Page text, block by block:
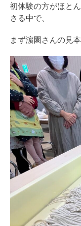
初体験の方がほと
さる中で、
まず濵園さんの見